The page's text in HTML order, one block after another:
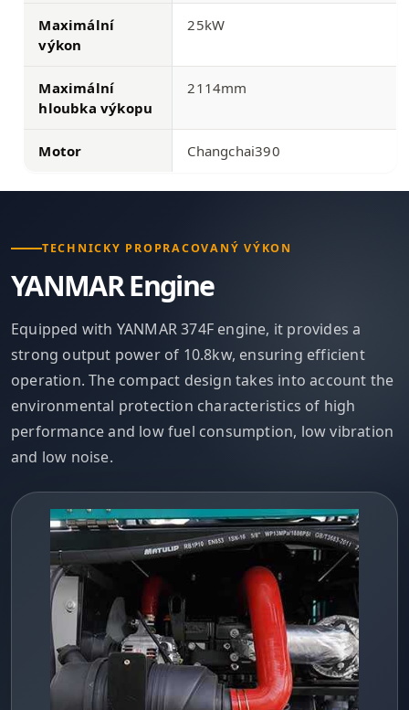
Maximální
výkon
25kW
Maximální
hloubka výkopu
2114mm
Motor Changchai390
TECHNICKY PROPRACOVANÝ VÝKON
YANMAR Engine
Equipped with YANMAR 374F engine, it provides a
strong output power of 10.8kw, ensuring efficient
operation. The compact design takes into account the
environmental protection characteristics of high
performance and low fuel consumption, low vibration
and low noise.